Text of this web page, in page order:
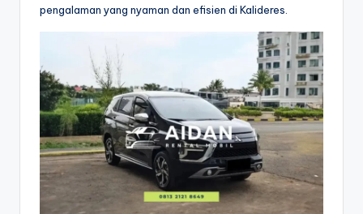
pengalaman yang nyaman dan efisien di Kalideres.